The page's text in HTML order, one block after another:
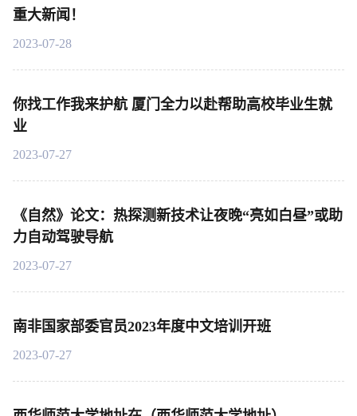
重大新闻！
2023-07-28
你找工作我来护航 厦门全力以赴帮助高校毕业生就
业
2023-07-27
《自然》论文：热探测新技术让夜晚“亮如白昼”或助
力自动驾驶导航
2023-07-27
南非国家部委官员2023年度中文培训开班
2023-07-27